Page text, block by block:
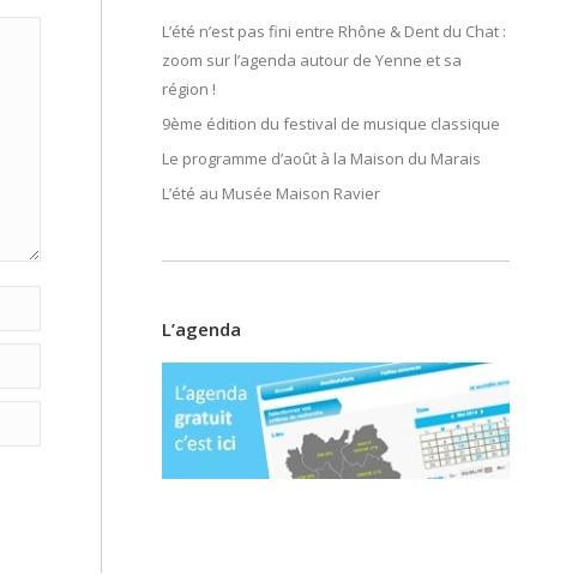
L’été n’est pas fini entre Rhône & Dent du Chat :
zoom sur l’agenda autour de Yenne et sa
région !
9ème édition du festival de musique classique
Le programme d’août à la Maison du Marais
L’été au Musée Maison Ravier
L’agenda